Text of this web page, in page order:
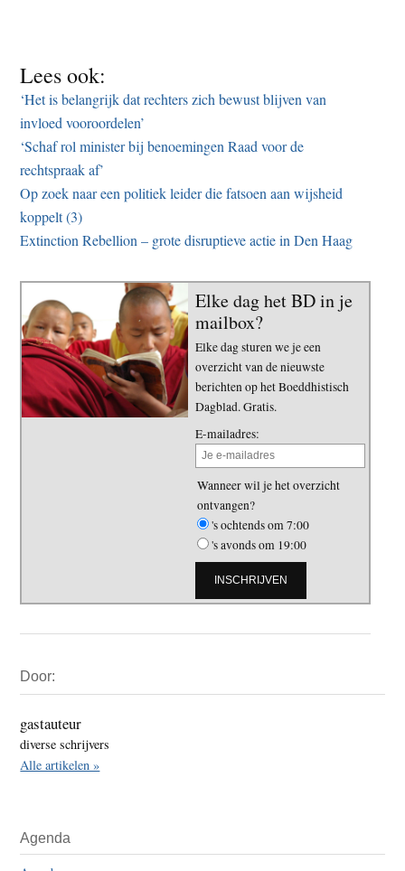
Lees ook:
‘Het is belangrijk dat rechters zich bewust blijven van
invloed vooroordelen’
‘Schaf rol minister bij benoemingen Raad voor de
rechtspraak af’
Op zoek naar een politiek leider die fatsoen aan wijsheid
koppelt (3)
Extinction Rebellion – grote disruptieve actie in Den Haag
Elke dag het BD in je
mailbox?
Elke dag sturen we je een
overzicht van de nieuwste
berichten op het Boeddhistisch
Dagblad. Gratis.
E-mailadres:
Wanneer wil je het overzicht
ontvangen?
's ochtends om 7:00
's avonds om 19:00
Sidebar
Door:
gastauteur
diverse schrijvers
Alle artikelen »
Agenda